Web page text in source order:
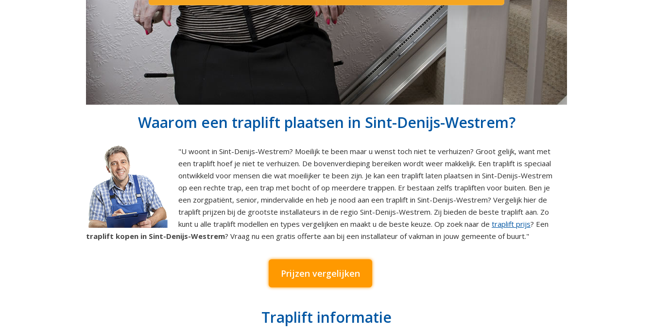
Waarom een traplift plaatsen in Sint-Denijs-Westrem?
"U woont in Sint-Denijs-Westrem? Moeilijk te been maar u wenst toch niet te verhuizen? Groot gelijk, want met
een traplift hoef je niet te verhuizen. De bovenverdieping bereiken wordt weer makkelijk. Een traplift is speciaal
ontwikkeld voor mensen die wat moeilijker te been zijn. Je kan een traplift laten plaatsen in Sint-Denijs-Westrem
op een rechte trap, een trap met bocht of op meerdere trappen. Er bestaan zelfs trapliften voor buiten. Ben je
een zorgpatiënt, senior, mindervalide en heb je nood aan een traplift in Sint-Denijs-Westrem? Vergelijk hier de
traplift prijzen bij de grootste installateurs in de regio Sint-Denijs-Westrem. Zij bieden de beste traplift aan. Zo
kunt u alle traplift modellen en types vergelijken en maakt u de beste keuze. Op zoek naar de traplift prijs? Een
traplift kopen in Sint-Denijs-Westrem? Vraag nu een gratis offerte aan bij een installateur of vakman in jouw gemeente of buurt."
Prijzen vergelijken
Traplift informatie